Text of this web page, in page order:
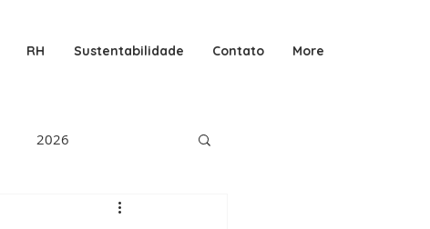
RH Sustentabilidade Contato More
2026